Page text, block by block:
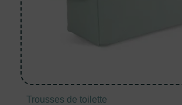
Trousses de toilette